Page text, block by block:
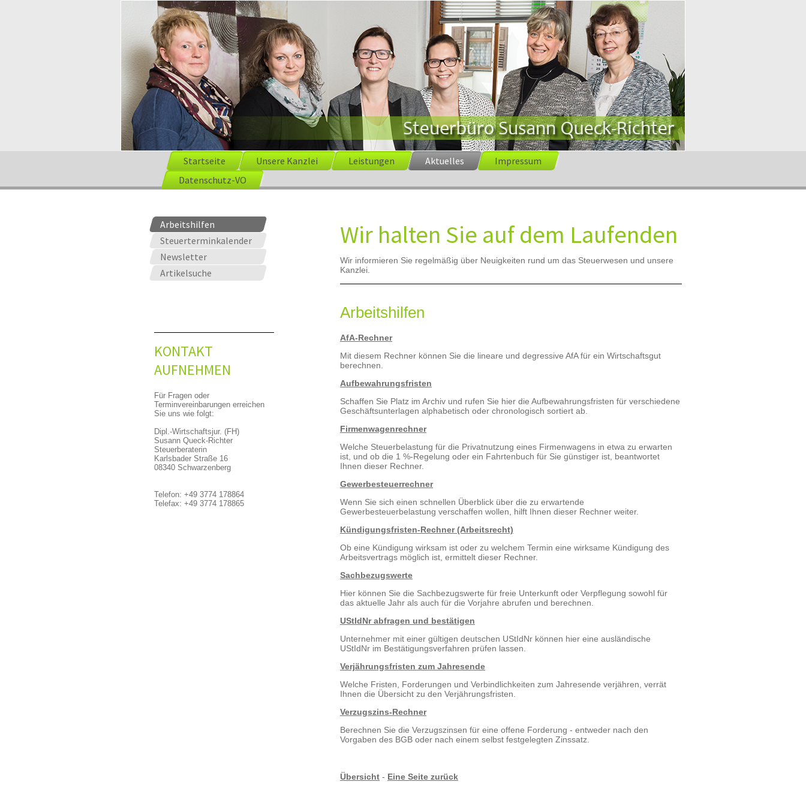
Startseite Unsere Kanzlei Leistungen Aktuelles
Impressum
Datenschutz-VO
Arbeitshilfen
Steuerterminkalender
Newsletter
Artikelsuche
KONTAKT
AUFNEHMEN
Für Fragen oder
Terminvereinbarungen erreichen
Sie uns wie folgt:
Dipl.-Wirtschaftsjur. (FH)
Susann Queck-Richter
Steuerberaterin
Karlsbader Straße 16
08340 Schwarzenberg
Telefon: +49 3774 178864
Telefax: +49 3774 178865
Wir halten Sie auf dem Laufenden
Wir informieren Sie regelmäßig über Neuigkeiten rund um das Steuerwesen und unsere
Kanzlei.